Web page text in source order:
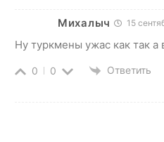
Михалыч 15
Ну туркмены ужас как так а
0 0 Ответить